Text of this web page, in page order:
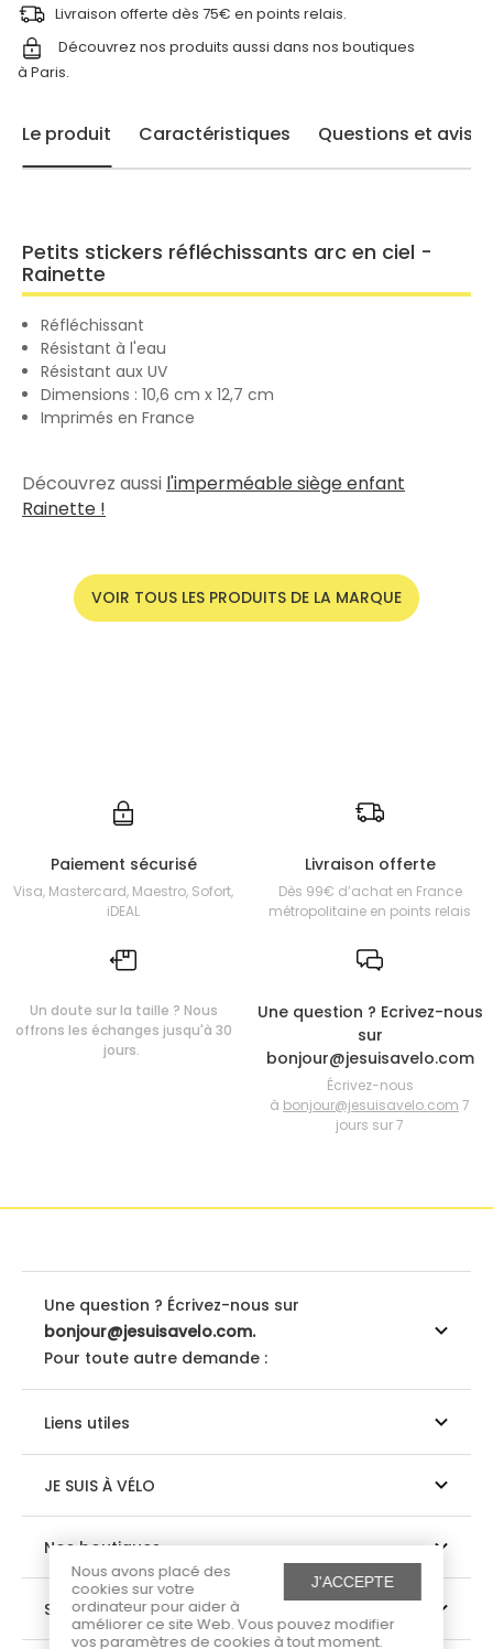
J'ACCEPTE
Nous avons placé des
cookies sur votre
ordinateur pour aider à
améliorer ce site Web. Vous pouvez modifier
vos paramètres de cookies à tout moment.
Livraison offerte dès 75€ en points relais.
Découvrez nos produits aussi dans nos boutiques
à Paris.
Le produit Caractéristiques Questions et avis
Petits stickers réfléchissants arc en ciel -
Rainette
Réfléchissant
Résistant à l'eau
Résistant aux UV
Dimensions : 10,6 cm x 12,7 cm
Imprimés en France
Découvrez aussi l'imperméable siège enfant
Rainette !
VOIR TOUS LES PRODUITS DE LA MARQUE
Paiement sécurisé
Visa, Mastercard, Maestro, Sofort,
iDEAL
Livraison offerte
Dès 99€ d’achat en France
métropolitaine en points relais
Un doute sur la taille ? Nous
offrons les échanges jusqu'à 30
jours.
Une question ? Ecrivez-nous
sur
bonjour@jesuisavelo.com
Écrivez-nous
à bonjour@jesuisavelo.com 7
jours sur 7
Une question ? Écrivez-nous sur
bonjour@jesuisavelo.com.
Pour toute autre demande :
Liens utiles
JE SUIS À VÉLO
Nos boutiques
Suivez-nous